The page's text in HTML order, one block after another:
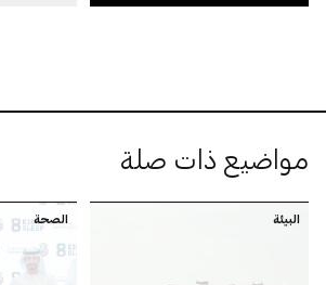
مواضيع ذات صلة
البيئة الصحة